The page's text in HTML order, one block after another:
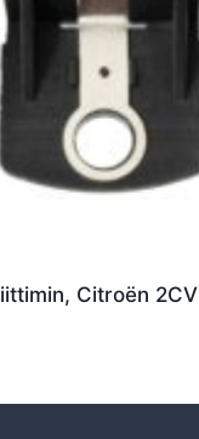
Citroën 2CV